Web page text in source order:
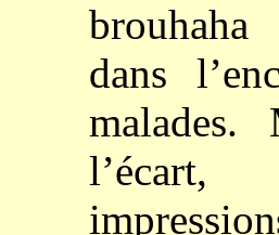
dans
l’écart,